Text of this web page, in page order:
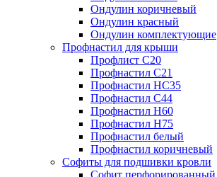
Ондулин коричневый
Ондулин красный
Ондулин комплектующие
Профнастил для крыши
Профлист С20
Профнастил С21
Профнастил НС35
Профнастил С44
Профнастил Н60
Профнастил Н75
Профнастил белый
Профнастил коричневый
Софиты для подшивки кровли
Cофит перфорированный